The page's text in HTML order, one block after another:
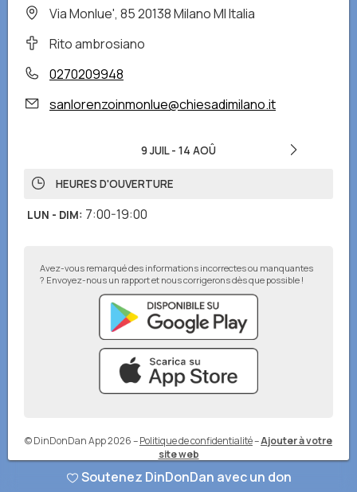
Via Monlue', 85 20138 Milano MI Italia
Rito ambrosiano
0270209948
sanlorenzoinmonlue@chiesadimilano.it
9 JUIL- 14 AOÛ
HEURES D'OUVERTURE
LUN - DIM: 7:00-19:00
Avez-vous remarqué des informations incorrectes ou manquantes
? Envoyez-nous un rapport et nous corrigerons dès que possible !
© DinDonDan App 2026–Politique de confidentialité–Ajouter à votre
site web
Soutenez DinDonDan avec un don